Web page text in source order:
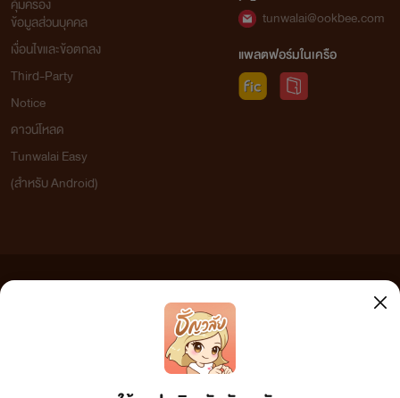
คุ้มครอง
ข้อมูลส่วนบุคคล
เงื่อนไขและข้อตกลง
Third-Party
Notice
ดาวน์โหลด
Tunwalai Easy
(สำหรับ Android)
tunwalai@ookbee.com
แพลตฟอร์มในเครือ
เว็บไซต์แห่งนี้ไม่ได้เห็นด้วยและไม่ขอรับผิดชอบต่อข้อความใดๆ ทั้งสิ้น ดังนั้นผู้อ่านทุกท่านโปรดใช้
วิจารณญาณในการกลั่นกรองด้วยตนเอง และหากท่านพบข้อความใดๆ ที่ขัดต่อกฎหมายและศีลธรรม
กรุณาแจ้งมาที่ tunwalai@ookbee.com เพื่อทีมงานจะได้ดำเนินการในทันที ทั้งนี้ ทางเว็บไซต์ขอสงวน
ลิขสิทธิ์ตามพระราชบัญญัติลิขสิทธิ์ (ฉบับเพิ่มเติม) พ.ศ.2558